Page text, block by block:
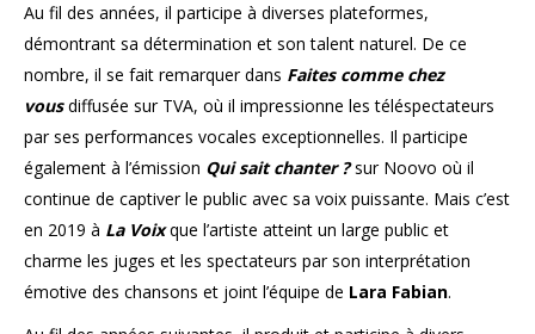
Au fil des années, il participe à diverses plateformes,
démontrant sa détermination et son talent naturel. De ce
nombre, il se fait remarquer dans Faites comme chez
vousdiffusée sur TVA, où il impressionne les téléspectateurs
par ses performances vocales exceptionnelles. Il participe
également à l’émission Qui sait chanter ?sur Noovo où il
continue de captiver le public avec sa voix puissante. Mais c’est
en 2019 à La Voixque l’artiste atteint un large public et
charme les juges et les spectateurs par son interprétation
émotive des chansons et joint l’équipe de Lara Fabian.